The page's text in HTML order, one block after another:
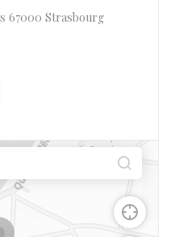
67000 Strasbourg((ouvre une